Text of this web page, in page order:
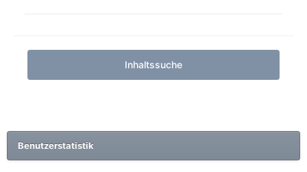
Inhaltssuche
Benutzerstatistik